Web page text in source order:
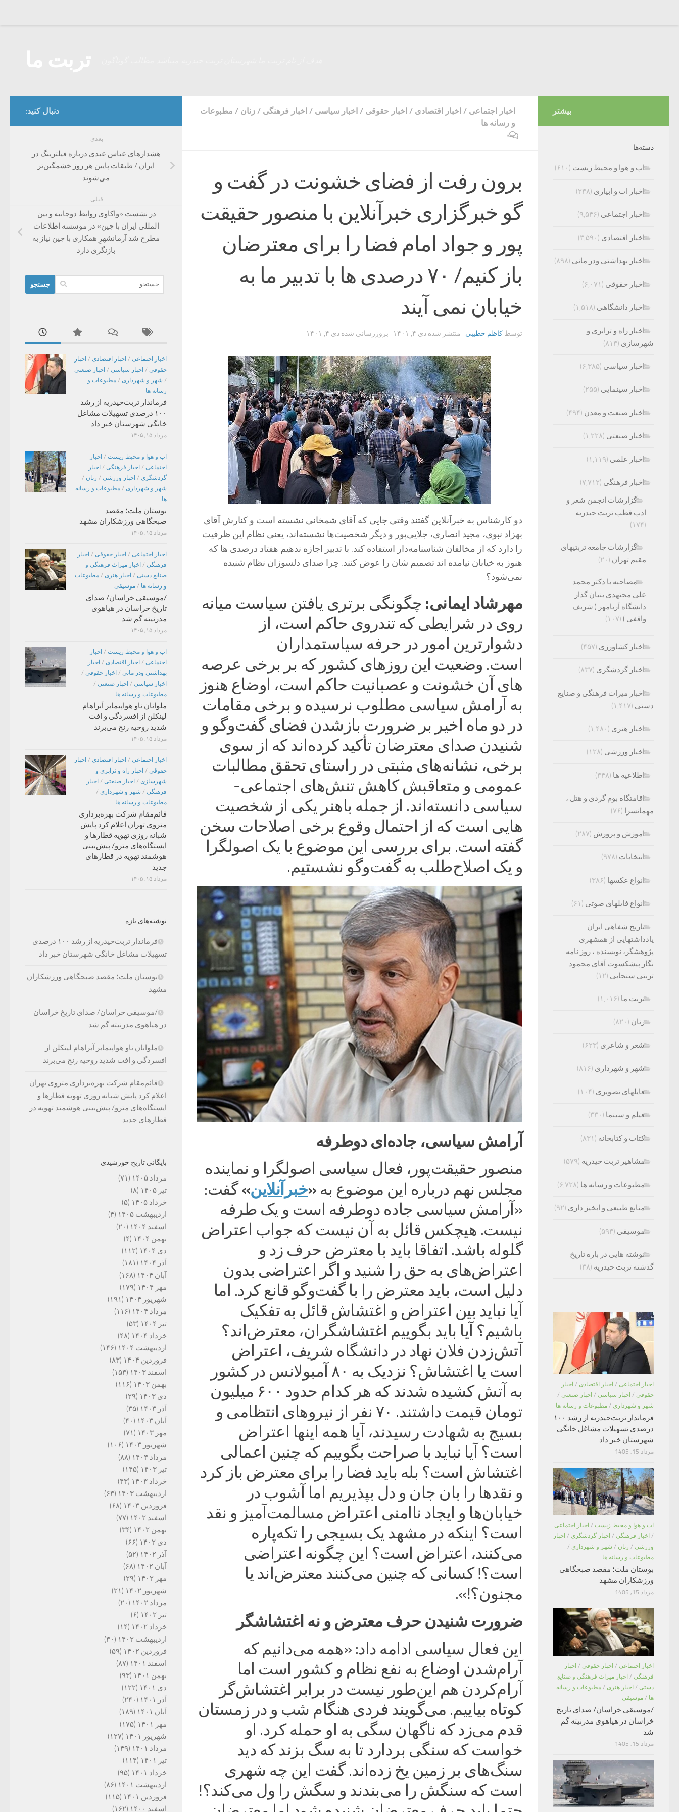
اخبار اجتماعی / اخبار اقتصادی / اخبار حقوقی / اخبار سیاسی / اخبار فرهنگی / زنان / مطبوعات
و رسانه ها
۰
برون رفت از فضای خشونت در گفت و
گو خبرگزاری خبرآنلاین با منصور حقیقت
پور و جواد امام فضا را برای معترضان
باز کنیم/ ۷۰ درصدی ها با تدبیر ما به
خیابان نمی آیند
توسط کاظم خطیبی · منتشر شده دی ۴, ۱۴۰۱ · بروزرسانی شده دی ۴, ۱۴۰۱
دو کارشناس به خبرآنلاین گفتند وقتی جایی که آقای شمخانی نشسته است و کنارش آقای
بهزاد نبوی، مجید انصاری، جلایی‌پور و دیگر شخصیت‌ها نشسته‌اند، یعنی نظام این ظرفیت‌
را دارد که از مخالفان شناسنامه‌دار استفاده کند. با تدبیر اجازه ندهیم هفتاد درصدی ها که
هنوز به خیابان نیامده اند تصمیم شان را عوض کنند. چرا صدای دلسوزان نظام شنیده
نمی‌شود؟
مهرشاد ایمانی: چگونگی برتری یافتن سیاست میانه
روی در شرایطی که تندروی حاکم است، از
دشوارترین امور در حرفه سیاستمداران
است. وضعیت این روزهای کشور که بر برخی عرصه
های آن خشونت و عصبانیت حاکم است، اوضاع هنوز
به آرامش سیاسی مطلوب نرسیده و برخی مقامات
در دو ماه اخیر بر ضرورت بازشدن فضای گفت‌وگو و
شنیدن صدای معترضان تأکید کرده‌اند که از سوی
برخی، نشانه‌های مثبتی در راستای تحقق مطالبات
عمومی و متعاقبش کاهش تنش‌های اجتماعی-
سیاسی دانسته‌اند. از جمله باهنر یکی از شخصیت
هایی است که از احتمال وقوع برخی اصلاحات سخن
گفته است. برای بررسی این موضوع با یک اصولگرا
و یک اصلاح‌طلب به گفت‌وگو نشستیم.
آرامش سیاسی، جاده‌ای دوطرفه
منصور حقیقت‌پور، فعال سیاسی اصولگرا و نماینده
مجلس نهم درباره این موضوع به «خبرآنلاین»گفت:
«آرامش سیاسی جاده دوطرفه است و یک طرفه
نیست. هیچکس قائل به آن نیست که جواب اعتراض
گلوله باشد. اتفاقا باید با معترض حرف زد و
اعتراض‌های به حق را شنید و اگر اعتراضی بدون
دلیل است، باید معترض را با گفت‌وگو قانع کرد. اما
آیا نباید بین اعتراض و اغتشاش قائل به تفکیک
باشیم؟ آیا باید بگوییم اغتشاشگران، معترض‌اند؟
آتش‌زدن فلان نهاد در دانشگاه شریف، اعتراض
است یا اغتشاش؟ نزدیک به ۸۰ آمبولانس در کشور
به آتش کشیده شدند که هر کدام حدود ۶۰۰ میلیون
تومان قیمت داشتند. ۷۰ نفر از نیروهای انتظامی و
بسیج به شهادت رسیدند، آیا همه اینها اعتراض
است؟ آیا نباید با صراحت بگوییم که چنین اعمالی
اغتشاش است؟ بله باید فضا را برای معترض باز کرد
و نقدها را بان جان و دل بپذیریم اما آشوب در
خیابان‌ها و ایجاد ناامنی اعتراض مسالمت‌آمیز و نقد
است؟ اینکه در مشهد یک بسیجی را تکه‌پاره
می‌کنند، اعتراض است؟ این چگونه اعتراضی
است؟! کسانی که چنین می‌کنند معترض‌اند یا
مجنون؟!».
ضرورت شنیدن حرف معترض و نه اغتشاشگر
این فعال سیاسی ادامه داد: «همه می‌دانیم که
آرام‌شدن اوضاع به نفع نظام و کشور است اما
آرام‌کردن هم این‌طور نیست در برابر اغتشاش‌گر
کوتاه بیاییم. می‌گویند فردی هنگام شب و در زمستان
قدم می‌زد که ناگهان سگی به او حمله کرد. او
خواست که سنگی بردارد تا به سگ بزند که دید
سنگ‌های بر زمین یخ زده‌اند. گفت این چه شهری
است که سنگش را می‌بندند و سگش را ول می‌کند؟!
دنبال کنید:
بعدی
هشدار‌های عباس عبدی درباره فیلترینگ در
ایران / طبقات پایین هر روز خشمگین‌تر
می‌شوند
قبلی
در نشست «واکاوی روابط دوجانبه و بین
المللی ایران با چین» در مؤسسه اطلاعات
مطرح شد آرمانشهرِ همکاری با چین نیاز به
بازنگری دارد
برای:
اخبار اجتماعی / اخبار اقتصادی / اخبار
حقوقی / اخبار سیاسی / اخبار صنعتی
/ شهر و شهرداری / مطبوعات و
رسانه ها
فرماندار تربت‌حیدریه از رشد
۱۰۰ درصدی تسهیلات مشاغل
خانگی شهرستان خبر داد
مرداد ۱۵, ۱۴۰۵
اب و هوا و محیط زیست / اخبار
اجتماعی / اخبار فرهنگی / اخبار
گردشگری / اخبار ورزشی / زنان /
شهر و شهرداری / مطبوعات و رسانه
ها
بوستان ملت؛ مقصد
صبحگاهی ورزشکاران مشهد
مرداد ۱۵, ۱۴۰۵
اخبار اجتماعی / اخبار حقوقی / اخبار
فرهنگی / اخبار میراث فرهنگی و
صنایع دستی / اخبار هنری / مطبوعات
و رسانه ها / موسیقی
/موسیقی خراسان/ صدای
تاریخ خراسان در هیاهوی
مدرنیته گم شد
مرداد ۱۵, ۱۴۰۵
اب و هوا و محیط زیست / اخبار
اجتماعی / اخبار اقتصادی / اخبار
بهداشتی ودر مانی / اخبار حقوقی /
اخبار سیاسی / اخبار صنعتی /
مطبوعات و رسانه ها
ملوانان ناو هواپیمابر آبراهام
لینکلن از افسردگی و افت
شدید روحیه رنج می‌برند
مرداد ۱۵, ۱۴۰۵
اخبار اجتماعی / اخبار اقتصادی / اخبار
حقوقی / اخبار راه و ترابری و
شهرسازی / اخبار صنعتی / اخبار
فرهنگی / شهر و شهرداری /
مطبوعات و رسانه ها
قائم‌مقام شرکت بهره‌برداری
متروی تهران اعلام کرد پایش
شبانه روزی تهویه قطارها و
ایستگاه‌های مترو/ پیش‌بینی
هوشمند تهویه در قطارهای
جدید
مرداد ۱۵, ۱۴۰۵
نوشته‌های تازه
فرماندار تربت‌حیدریه از رشد ۱۰۰ درصدی
تسهیلات مشاغل خانگی شهرستان خبر داد
بوستان ملت؛ مقصد صبحگاهی ورزشکاران
مشهد
/موسیقی خراسان/ صدای تاریخ خراسان
در هیاهوی مدرنیته گم شد
ملوانان ناو هواپیمابر آبراهام لینکلن از
افسردگی و افت شدید روحیه رنج می‌برند
قائم‌مقام شرکت بهره‌برداری متروی تهران
اعلام کرد پایش شبانه روزی تهویه قطارها و
ایستگاه‌های مترو/ پیش‌بینی هوشمند تهویه در
قطارهای جدید
بایگانی تاریخ خورشیدی
مرداد ۱۴۰۵
(۷۱)
تیر ۱۴۰۵
(۸)
خرداد ۱۴۰۵
(۵)
اردیبهشت ۱۴۰۵
(۴)
اسفند ۱۴۰۴
(۲۰)
بهمن ۱۴۰۴
(۴)
دی ۱۴۰۴
(۱۱۲)
آذر ۱۴۰۴
(۱۸۱)
آبان ۱۴۰۴
(۱۶۸)
مهر ۱۴۰۴
(۱۷۹)
شهریور ۱۴۰۴
(۱۹۱)
مرداد ۱۴۰۴
(۱۱۶)
تیر ۱۴۰۴
(۵۳)
خرداد ۱۴۰۴
(۴۸)
اردیبهشت ۱۴۰۴
(۱۴۶)
فروردین ۱۴۰۴
(۸۳)
اسفند ۱۴۰۳
(۱۵۳)
بهمن ۱۴۰۳
(۱۱۶)
دی ۱۴۰۳
(۲۹)
آذر ۱۴۰۳
(۳۵)
آبان ۱۴۰۳
(۴۰)
مهر ۱۴۰۳
(۷۱)
شهریور ۱۴۰۳
(۱۰۶)
مرداد ۱۴۰۳
(۸۸)
تیر ۱۴۰۳
(۱۴۵)
خرداد ۱۴۰۳
(۴۳)
اردیبهشت ۱۴۰۳
(۶۳)
فروردین ۱۴۰۳
(۶۸)
اسفند ۱۴۰۲
(۷۷)
بهمن ۱۴۰۲
(۳۴)
دی ۱۴۰۲
(۶۶)
آذر ۱۴۰۲
(۵۲)
آبان ۱۴۰۲
(۶۸)
مهر ۱۴۰۲
(۲۹)
شهریور ۱۴۰۲
(۲۱)
مرداد ۱۴۰۲
(۲۰)
تیر ۱۴۰۲
(۶)
خرداد ۱۴۰۲
(۱۴)
اردیبهشت ۱۴۰۲
(۳۰)
فروردین ۱۴۰۲
(۵۹)
اسفند ۱۴۰۱
(۸۷)
بهمن ۱۴۰۱
(۹۳)
دی ۱۴۰۱
(۱۲۲)
آذر ۱۴۰۱
(۲۴۰)
آبان ۱۴۰۱
(۱۸۹)
مهر ۱۴۰۱
(۱۷۵)
شهریور ۱۴۰۱
(۱۲۷)
مرداد ۱۴۰۱
(۱۴۹)
تیر ۱۴۰۱
(۱۱۴)
خرداد ۱۴۰۱
(۹۵)
اردیبهشت ۱۴۰۱
(۸۶)
فروردین ۱۴۰۱
(۱۱۵)
اسفند ۱۴۰۰
(۱۶۲)
بیشتر
دسته‌ها
اب و هوا و محیط زیست (۶۱۰)
اخبار اب و ابیاری (۲۳۸)
اخبار اجتماعی (۹,۵۴۶)
اخبار اقتصادی (۳,۵۹۰)
اخبار بهداشتی ودر مانی (۸۹۸)
اخبار حقوقی (۶,۰۷۱)
اخبار دانشگاهی (۱,۵۱۸)
اخبار راه و ترابری و
شهرسازی (۸۱۳)
اخبار سیاسی (۶,۳۸۵)
اخبار سینمایی (۲۵۵)
اخبار صنعت و معدن (۴۹۴)
اخبار صنعتی (۱,۲۲۸)
اخبار علمی (۱,۱۱۹)
اخبار فرهنگی (۷,۷۱۲)
گزارشات انجمن شعر و
ادب قطب تربت حیدریه
(۱۷۴)
گزارشات جامعه تربتیهای
مقیم تهران (۲۰)
مصاحبه با دکتر محمد
علی مجتهدی بنیان گذار
دانشگاه آریامهر ( شریف
واقفی ) (۱۰۷)
اخبار کشاورزی (۴۵۷)
اخبار گردشگری (۸۳۷)
اخبار میراث فرهنگی و صنایع
دستی (۱,۴۱۷)
اخبار هنری (۱,۴۸۰)
اخبار ورزشی (۱۲۸)
اطلاعیه ها (۳۴۸)
اقامتگاه بوم گردی و هتل ،
مهمانسرا (۷۶)
اموزش و پرورش (۲۸۷)
انتخابات (۹۷۸)
انواع عکسها (۳۸۶)
انواع فایلهای صوتی (۶۱)
تاریخ شفاهی ایران
یادداشتهایی از همشهری
پژوهشگر، نویسنده ، روز نامه
نگار پیشکسوت آقای محمود
تربتی سنجابی (۱۲)
تربت ما (۱,۰۱۶)
زنان (۸۲۰)
شعر و شاعری (۶۲۳)
شهر و شهرداری (۸۱۶)
فایلهای تصویری (۱۰۴)
فیلم و سینما (۳۳۰)
کتاب و کتابخانه (۸۳۱)
مشاهیر تربت حیدریه (۵۷۹)
مطبوعات و رسانه ها (۶,۷۲۸)
منابع طبیعی و ابخیز داری (۹۲)
موسیقی (۵۹۳)
نوشته هایی در باره تاریخ
گذشته تربت حیدریه (۳۸)
اخبار اجتماعی / اخبار اقتصادی / اخبار
حقوقی / اخبار سیاسی / اخبار صنعتی /
شهر و شهرداری / مطبوعات و رسانه ها
فرماندار تربت‌حیدریه از رشد ۱۰۰
درصدی تسهیلات مشاغل خانگی
شهرستان خبر داد
مرداد 15, 1405
اب و هوا و محیط زیست / اخبار اجتماعی
/ اخبار فرهنگی / اخبار گردشگری / اخبار
ورزشی / زنان / شهر و شهرداری /
مطبوعات و رسانه ها
بوستان ملت؛ مقصد صبحگاهی
ورزشکاران مشهد
مرداد 15, 1405
اخبار اجتماعی / اخبار حقوقی / اخبار
فرهنگی / اخبار میراث فرهنگی و صنایع
دستی / اخبار هنری / مطبوعات و رسانه
ها / موسیقی
/موسیقی خراسان/ صدای تاریخ
خراسان در هیاهوی مدرنیته گم
شد
مرداد 15, 1405